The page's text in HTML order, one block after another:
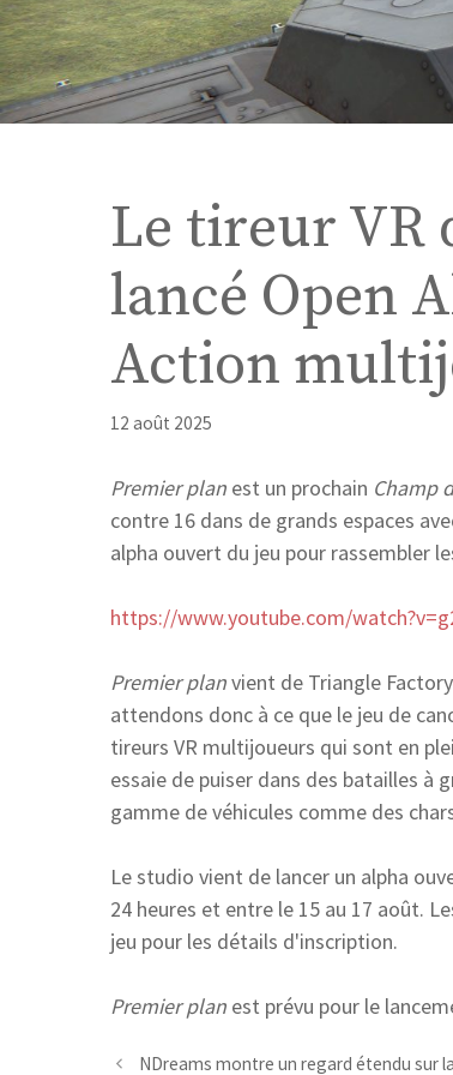
Le tireur VR
lancé Open
Action
12 août 2025
Premier plan est un prochain Champ
contre 16 dans de grands espaces
alpha ouvert du jeu pour rassembler
https://www.youtube.com/
Premier planvient de Triangle
attendons donc à ce que le jeu de
tireurs VR multijoueurs qui sont en
essaie de puiser dans des batailles à
gamme de véhicules comme des
Le studio vient de lancer un alpha
24 heures et entre le 15 au 17 août.
jeu pour les détails d'inscription.
Premier plan est prévu pour le
NDreams montre un regard étendu sur